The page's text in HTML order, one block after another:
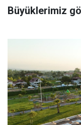
Büyüklerimiz